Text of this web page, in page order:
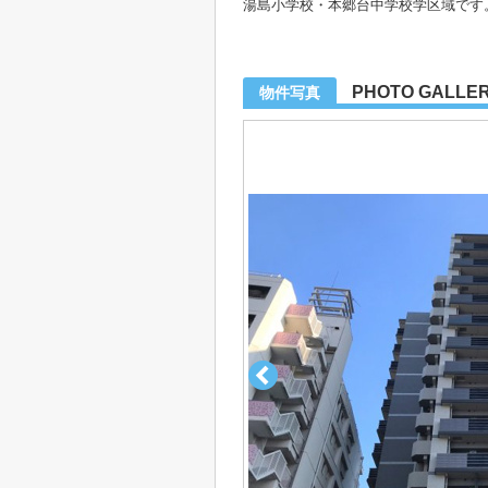
湯島小学校・本郷台中学校学区域です
物件写真 PHOTO